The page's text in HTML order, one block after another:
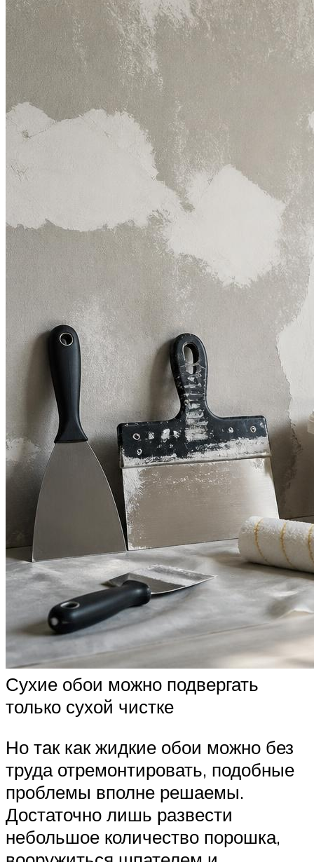
Сухие обои можно подвергать
только сухой чистке
Но так как жидкие обои можно без
труда отремонтировать, подобные
проблемы вполне решаемы.
Достаточно лишь развести
небольшое количество порошка,